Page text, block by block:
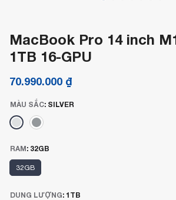
MacBook Pro 14 inch
1TB 16-GPU
70.990.000 ₫
MÀU SẮC: SILVER
RAM: 32GB
32GB
DUNG LƯỢNG: 1TB